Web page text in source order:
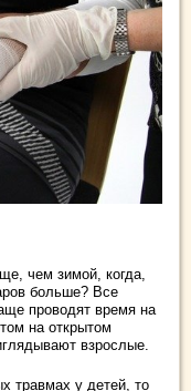
чем зимой, когда,
больше? Все
проводят время на
на открытом
взрослые.
травмах у детей, то